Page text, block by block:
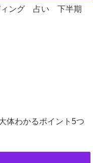
ング 占い 下半期
体わかるポイント5つ